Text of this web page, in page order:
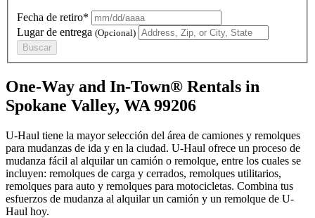
Fecha de retiro*
Lugar de entrega (Opcional)
Buscar
One-Way and In-Town® Rentals in
Spokane Valley, WA 99206
U-Haul tiene la mayor selección del área de camiones y remolques
para mudanzas de ida y en la ciudad. U-Haul ofrece un proceso de
mudanza fácil al alquilar un camión o remolque, entre los cuales se
incluyen: remolques de carga y cerrados, remolques utilitarios,
remolques para auto y remolques para motocicletas. Combina tus
esfuerzos de mudanza al alquilar un camión y un remolque de U-
Haul hoy.